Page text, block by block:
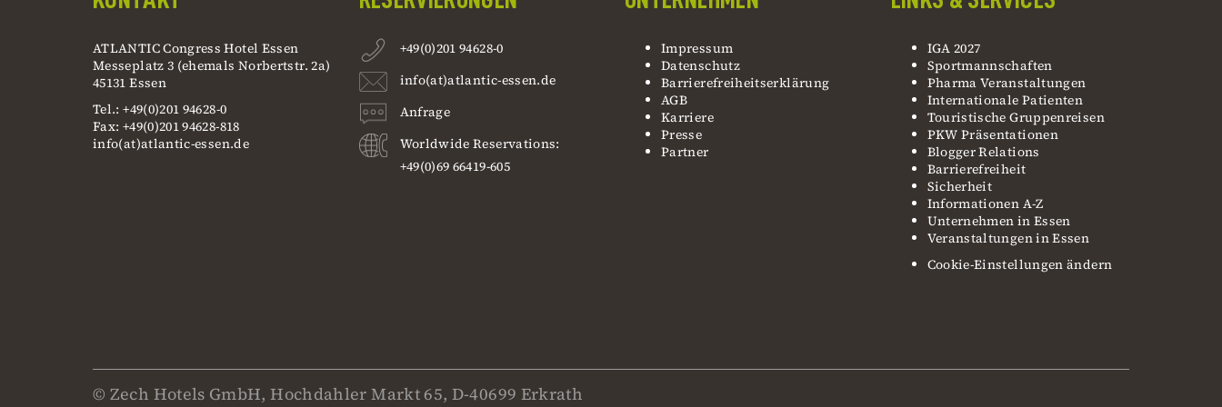
ATLANTIC Congress Hotel Essen
Messeplatz 3 (ehemals Norbertstr. 2a)
45131 Essen
Tel.: +49(0)201 94628-0
Fax: +49(0)201 94628-818
info(at)atlantic-essen.de
+49(0)201 94628-0
info(at)atlantic-essen.de
Anfrage
Worldwide Reservations:
+49(0)69 66419-605
Impressum
Datenschutz
Barrierefreiheitserklärung
AGB
Karriere
Presse
Partner
IGA 2027
Sportmannschaften
Pharma Veranstaltungen
Internationale Patienten
Touristische Gruppenreisen
PKW Präsentationen
Blogger Relations
Barrierefreiheit
Sicherheit
Informationen A-Z
Unternehmen in Essen
Veranstaltungen in Essen
Cookie-Einstellungen ändern
© Zech Hotels GmbH, Hochdahler Markt 65, D-40699 Erkrath